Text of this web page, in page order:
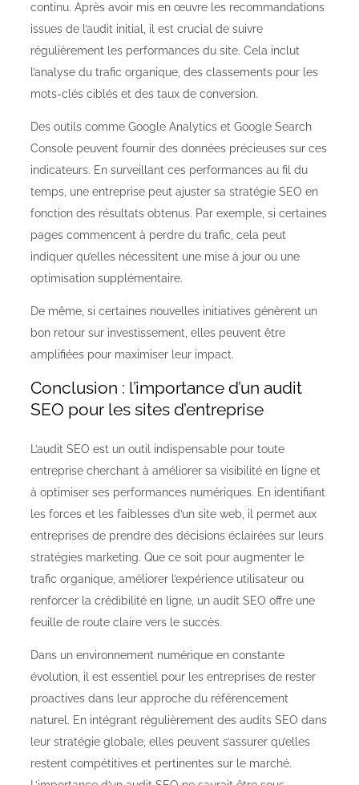
continu. Après avoir mis en œuvre les recommandations
issues de l’audit initial, il est crucial de suivre
régulièrement les performances du site. Cela inclut
l’analyse du trafic organique, des classements pour les
mots-clés ciblés et des taux de conversion.
Des outils comme Google Analytics et Google Search
Console peuvent fournir des données précieuses sur ces
indicateurs. En surveillant ces performances au fil du
temps, une entreprise peut ajuster sa stratégie SEO en
fonction des résultats obtenus. Par exemple, si certaines
pages commencent à perdre du trafic, cela peut
indiquer qu’elles nécessitent une mise à jour ou une
optimisation supplémentaire.
De même, si certaines nouvelles initiatives génèrent un
bon retour sur investissement, elles peuvent être
amplifiées pour maximiser leur impact.
Conclusion : l’importance d’un audit
SEO pour les sites d’entreprise
L’audit SEO est un outil indispensable pour toute
entreprise cherchant à améliorer sa visibilité en ligne et
à optimiser ses performances numériques. En identifiant
les forces et les faiblesses d’un site web, il permet aux
entreprises de prendre des décisions éclairées sur leurs
stratégies marketing. Que ce soit pour augmenter le
trafic organique, améliorer l’expérience utilisateur ou
renforcer la crédibilité en ligne, un audit SEO offre une
feuille de route claire vers le succès.
Dans un environnement numérique en constante
évolution, il est essentiel pour les entreprises de rester
proactives dans leur approche du référencement
naturel. En intégrant régulièrement des audits SEO dans
leur stratégie globale, elles peuvent s’assurer qu’elles
restent compétitives et pertinentes sur le marché.